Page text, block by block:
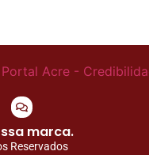
marca.
Reservados